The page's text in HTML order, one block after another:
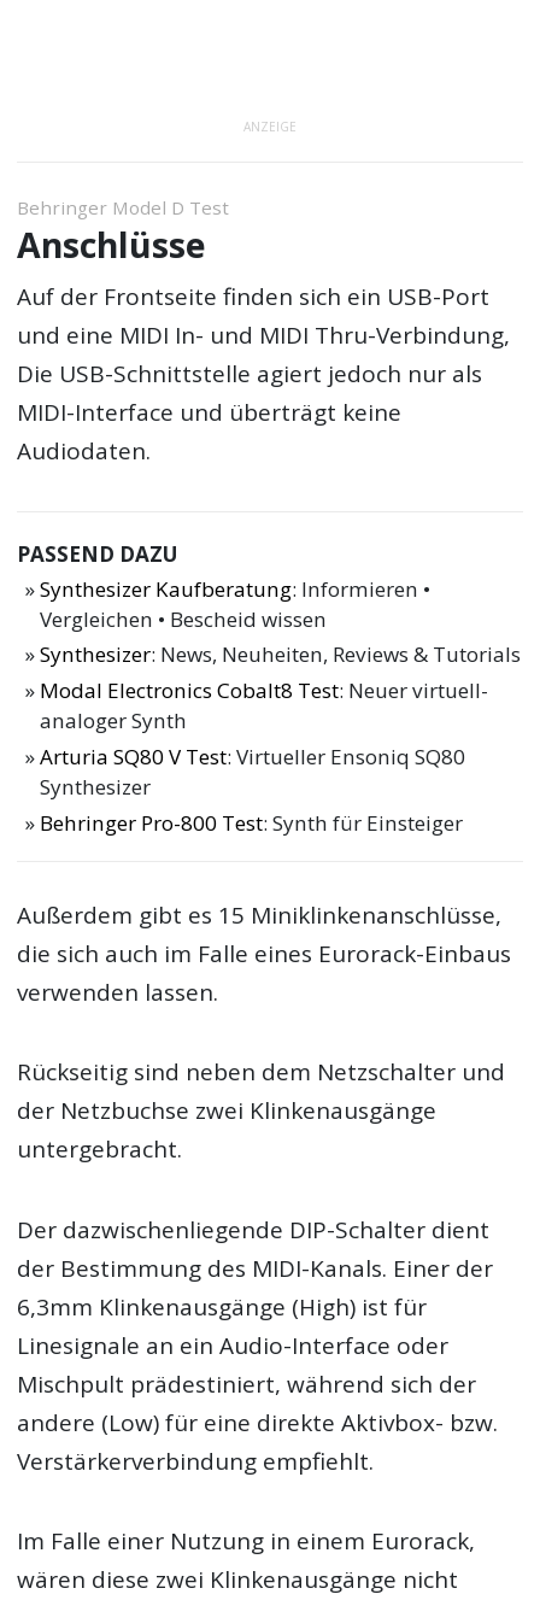
ANZEIGE
Behringer Model D Test
Anschlüsse
Auf der Frontseite finden sich ein USB-Port
und eine MIDI In- und MIDI Thru-Verbindung,
Die USB-Schnittstelle agiert jedoch nur als
MIDI-Interface und überträgt keine
Audiodaten.
PASSEND DAZU
Synthesizer Kaufberatung: Informieren •
Vergleichen • Bescheid wissen
Synthesizer: News, Neuheiten, Reviews & Tutorials
Modal Electronics Cobalt8 Test: Neuer virtuell-
analoger Synth
Arturia SQ80 V Test: Virtueller Ensoniq SQ80
Synthesizer
Behringer Pro-800 Test: Synth für Einsteiger
Außerdem gibt es 15 Miniklinkenanschlüsse,
die sich auch im Falle eines Eurorack-Einbaus
verwenden lassen.
Rückseitig sind neben dem Netzschalter und
der Netzbuchse zwei Klinkenausgänge
untergebracht.
Der dazwischenliegende DIP-Schalter dient
der Bestimmung des MIDI-Kanals. Einer der
6,3mm Klinkenausgänge (High) ist für
Linesignale an ein Audio-Interface oder
Mischpult prädestiniert, während sich der
andere (Low) für eine direkte Aktivbox- bzw.
Verstärkerverbindung empfiehlt.
Im Falle einer Nutzung in einem Eurorack,
wären diese zwei Klinkenausgänge nicht